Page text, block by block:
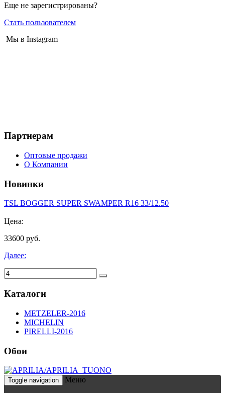
Еще не зарегистрированы?
Стать пользователем
Мы в Instagram
Партнерам
Оптовые продажи
О Компании
Новинки
TSL BOGGER SUPER SWAMPER R16 33/12.50
Цена:
33600 руб.
Далее:
Каталоги
METZELER-2016
MICHELIN
PIRELLI-2016
Обои
Toggle navigation Меню